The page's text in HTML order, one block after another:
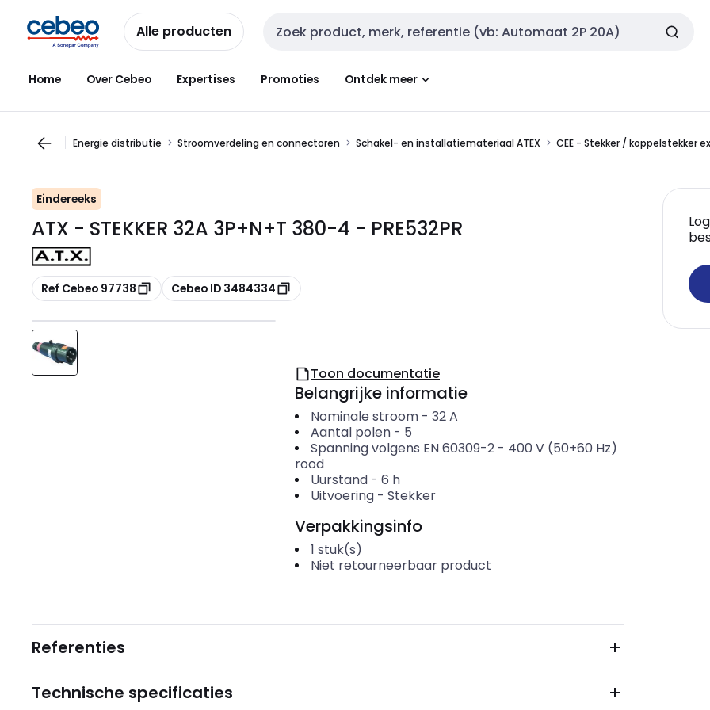
naar
navigatie
naar
inhoud
Alle producten Zoekveld invoer
Home Over Cebeo Expertises Promoties Ontdek meer
Energie distributie Stroomverdeling en connectoren Schakel- en installatiemateriaal ATEX CEE - Stekker / koppelstekker
Eindereeks
ATX - STEKKER 32A 3P+N+T 380-4 - PRE532PR
Kopiëren
Ref Cebeo 97738 Kopiëren
Cebeo ID 3484334
Toon documentatie
Belangrijke informatie
Nominale stroom- 32A
Aantal polen- 5
Spanning volgens EN 60309-2- 400 V (50+60 Hz)
rood
Uurstand- 6 h
Uitvoering- Stekker
Verpakkingsinfo
1 stuk(s)
Niet retourneerbaar product
Referenties
Technische specificaties